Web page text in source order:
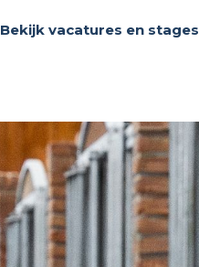
Bekijk vacatures en stages